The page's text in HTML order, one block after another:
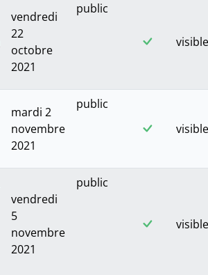
vendredi
22
octobre
2021
public
visible
mardi 2
novembre
2021
public
visible
vendredi
5
novembre
2021
public
visible